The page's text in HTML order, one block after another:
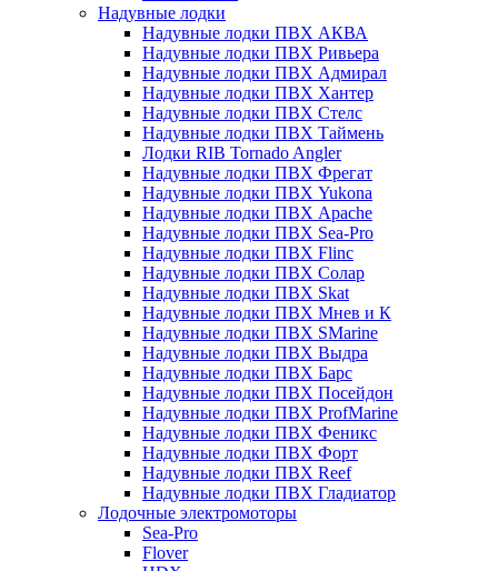
Надувные лодки
Надувные лодки ПВХ АКВА
Надувные лодки ПВХ Ривьера
Надувные лодки ПВХ Адмирал
Надувные лодки ПВХ Хантер
Надувные лодки ПВХ Стелс
Надувные лодки ПВХ Таймень
Лодки RIB Tornado Angler
Надувные лодки ПВХ Фрегат
Надувные лодки ПВХ Yukona
Надувные лодки ПВХ Apache
Надувные лодки ПВХ Sea-Pro
Надувные лодки ПВХ Flinc
Надувные лодки ПВХ Солар
Надувные лодки ПВХ Skat
Надувные лодки ПВХ Мнев и К
Надувные лодки ПВХ SMarine
Надувные лодки ПВХ Выдра
Надувные лодки ПВХ Барс
Надувные лодки ПВХ Посейдон
Надувные лодки ПВХ ProfMarine
Надувные лодки ПВХ Феникс
Надувные лодки ПВХ Форт
Надувные лодки ПВХ Reef
Надувные лодки ПВХ Гладиатор
Лодочные электромоторы
Sea-Pro
Flover